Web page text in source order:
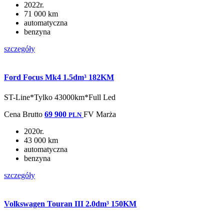
2022r.
71 000 km
automatyczna
benzyna
szczegóły
Ford Focus Mk4 1.5dm³ 182KM
ST-Line*Tylko 43000km*Full Led
Cena Brutto 69 900 PLN FV Marża
2020r.
43 000 km
automatyczna
benzyna
szczegóły
Volkswagen Touran III 2.0dm³ 150KM